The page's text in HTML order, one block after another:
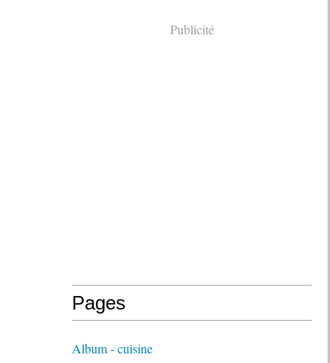
Publicité
Pages
Album - cuisine